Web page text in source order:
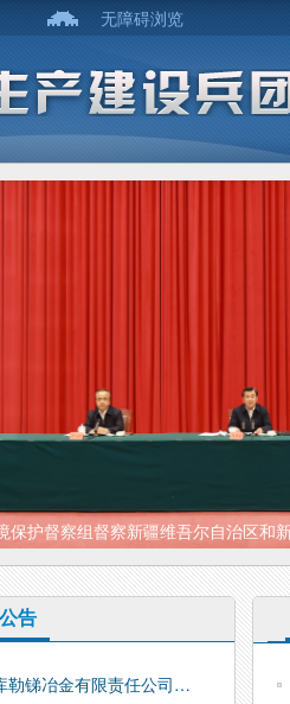
无障碍浏览
保护督察组督察新疆维吾尔自治区和
告
勒锑冶金有限责任公司…